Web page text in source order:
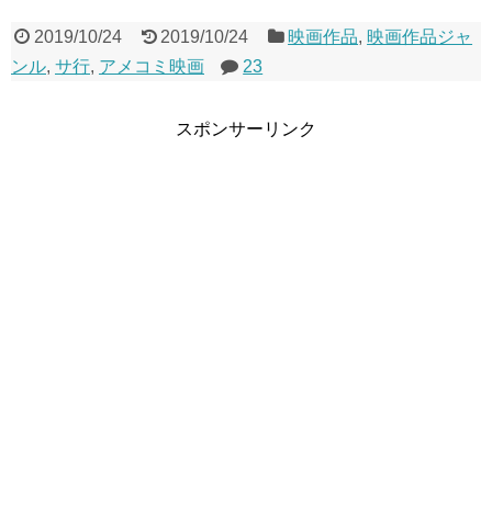
2019/10/24 2019/10/24 映画作品, 映画作品ジャ
ンル, サ行, アメコミ映画 23
スポンサーリンク